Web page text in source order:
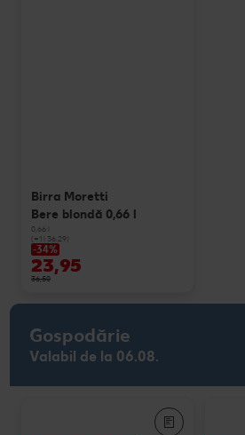
Birra Moretti
Bere blondă 0,66 l
0,66 l
(=1 l 36.29)
-34%
23,95
36,50
Gospodărie
Valabil de la 06.08.